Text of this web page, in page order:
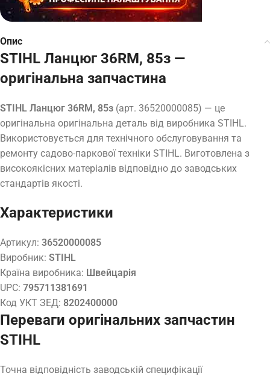
Опис
STIHL Ланцюг 36RM, 85з —
оригінальна запчастина
STIHL Ланцюг 36RM, 85з (арт. 36520000085) — це
оригінальна оригінальна деталь від виробника STIHL.
Використовується для технічного обслуговування та
ремонту садово-паркової техніки STIHL. Виготовлена з
високоякісних матеріалів відповідно до заводських
стандартів якості.
Характеристики
Артикул: 36520000085
Виробник: STIHL
Країна виробника: Швейцарія
UPC: 795711381691
Код УКТ ЗЕД: 8202400000
Переваги оригінальних запчастин
STIHL
Точна відповідність заводській специфікації